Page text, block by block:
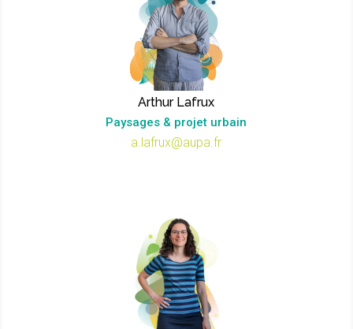
Arthur Lafrux
Paysages & projet urbain
a.lafrux@aupa.fr